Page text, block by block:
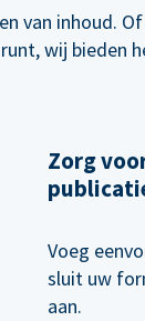
van inhoud.
wij bieden
Zorg
Voeg
sluit uw
aan.